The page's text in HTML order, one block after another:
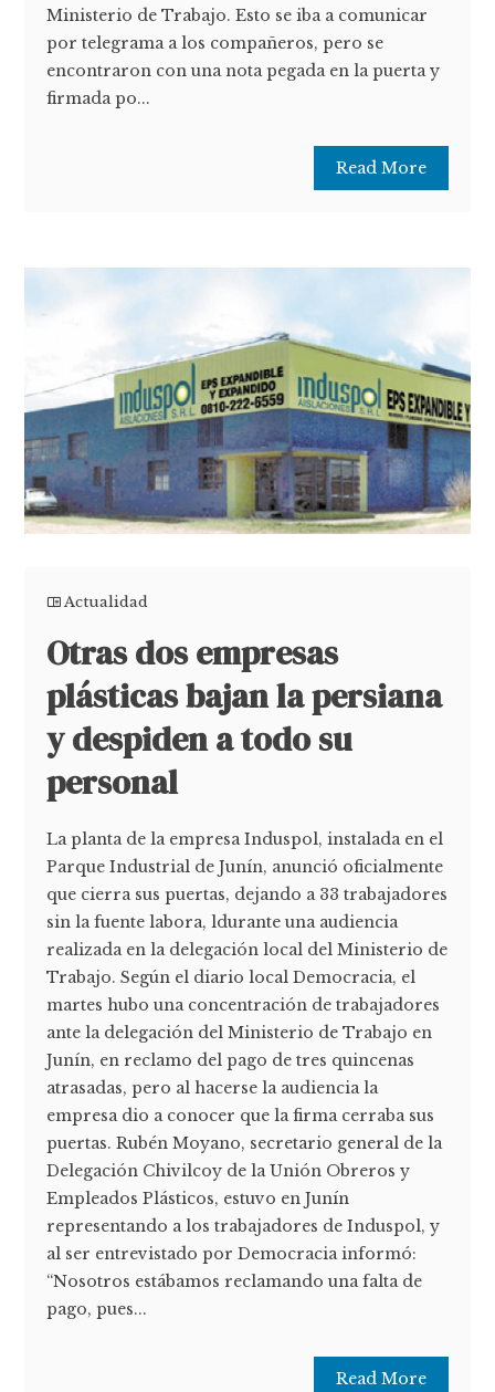
Ministerio de Trabajo. Esto se iba a comunicar
por telegrama a los compañeros, pero se
encontraron con una nota pegada en la puerta y
firmada po...
Read More
Actualidad
Otras dos empresas
plásticas bajan la persiana
y despiden a todo su
personal
La planta de la empresa Induspol, instalada en el
Parque Industrial de Junín, anunció oficialmente
que cierra sus puertas, dejando a 33 trabajadores
sin la fuente labora, ldurante una audiencia
realizada en la delegación local del Ministerio de
Trabajo. Según el diario local Democracia, el
martes hubo una concentración de trabajadores
ante la delegación del Ministerio de Trabajo en
Junín, en reclamo del pago de tres quincenas
atrasadas, pero al hacerse la audiencia la
empresa dio a conocer que la firma cerraba sus
puertas. Rubén Moyano, secretario general de la
Delegación Chivilcoy de la Unión Obreros y
Empleados Plásticos, estuvo en Junín
representando a los trabajadores de Induspol, y
al ser entrevistado por Democracia informó:
“Nosotros estábamos reclamando una falta de
pago, pues...
Read More